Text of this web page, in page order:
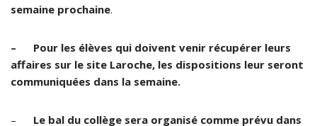
semaine prochaine.
– Pour les élèves qui doivent venir récupérer leurs
affaires sur le site Laroche, les dispositions leur seront
communiquées dans la semaine.
– Le bal du collège sera organisé comme prévu dans